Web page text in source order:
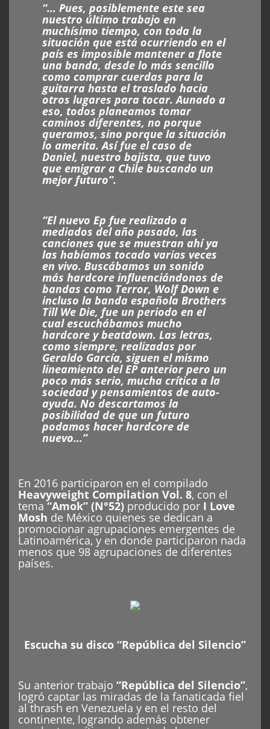
“… Pues, posiblemente este sea
nuestro último trabajo en
muchísimo tiempo, con toda la
situación que está ocurriendo en el
país es imposible mantener a flote
una banda, desde lo más sencillo
como comprar cuerdas para la
guitarra hasta el traslado hacia
otros lugares para tocar. Aunado a
eso, todos planeamos tomar
caminos diferentes, no porque
queramos, sino porque la situación
lo amerita. Así fue el caso de
Daniel, nuestro bajista, que tuvo
que emigrar a Chile buscando un
mejor futuro”.
“El nuevo Ep fue realizado a
mediados del año pasado, las
canciones que se muestran ahí ya
las habíamos tocado varias veces
en vivo. Buscábamos un sonido
más hardcore influenciándonos de
bandas como Terror, Wolf Down e
incluso la banda española Brothers
Till We Die, fue un periodo en el
cual escuchábamos mucho
hardcore y beatdown. Las letras,
como siempre, realizadas por
Geraldo García, siguen el mismo
lineamiento del EP anterior pero un
poco más serio, mucha crítica a la
sociedad y pensamientos de auto-
ayuda. No descartamos la
posibilidad de que un futuro
podamos hacer hardcore de
nuevo…”
En 2016 participaron en el compilado
Heavyweight Compilation Vol. 8, con el
tema “Amok” (N°52) producido por I Love
Mosh de México quienes se dedican a
promocionar agrupaciones emergentes de
Latinoamérica, y en donde participaron nada
menos que 98 agrupaciones de diferentes
países.
Escucha su disco “República del Silencio”
Su anterior trabajo “República del Silencio”,
logró captar las miradas de la fanaticada fiel
al thrash en Venezuela y en el resto del
continente, logrando además obtener